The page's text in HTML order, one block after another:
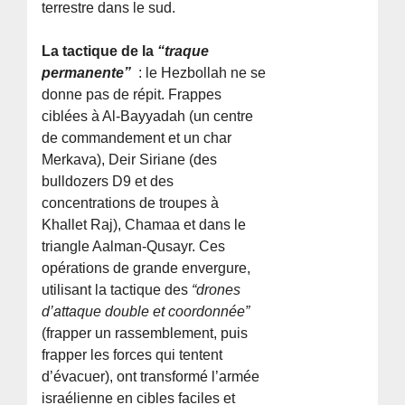
terrestre dans le sud.
La tactique de la “traque
permanente” : le Hezbollah ne se
donne pas de répit. Frappes
ciblées à Al-Bayyadah (un centre
de commandement et un char
Merkava), Deir Siriane (des
bulldozers D9 et des
concentrations de troupes à
Khallet Raj), Chamaa et dans le
triangle Aalman-Qusayr. Ces
opérations de grande envergure,
utilisant la tactique des “drones
d’attaque double et coordonnée”
(frapper un rassemblement, puis
frapper les forces qui tentent
d’évacuer), ont transformé l’armée
israélienne en cibles faciles et